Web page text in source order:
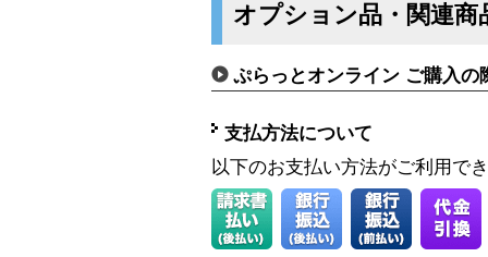
オプション品・関連商
ぷらっとオンライン ご購入の
支払方法について
以下のお支払い方法がご利用で